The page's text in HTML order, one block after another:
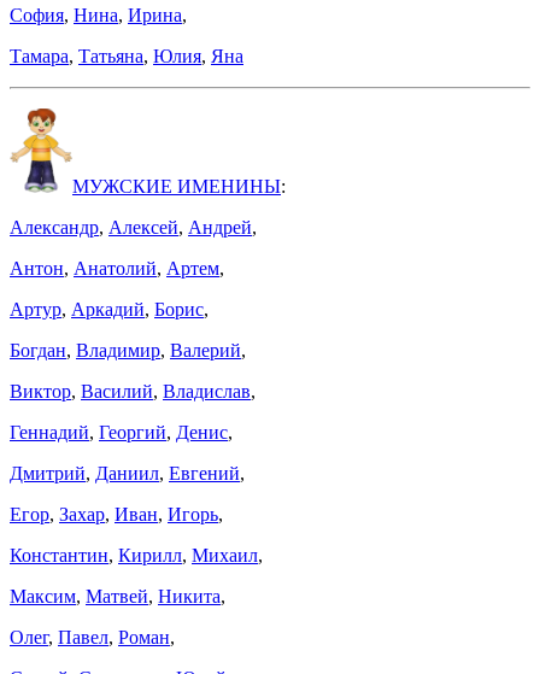
София, Нина, Ирина,
Тамара, Татьяна, Юлия, Яна
МУЖСКИЕ ИМЕНИНЫ:
Александр, Алексей, Андрей,
Антон, Анатолий, Артем,
Артур, Аркадий, Борис,
Богдан, Владимир, Валерий,
Виктор, Василий, Владислав,
Геннадий, Георгий, Денис,
Дмитрий, Даниил, Евгений,
Егор, Захар, Иван, Игорь,
Константин, Кирилл, Михаил,
Максим, Матвей, Никита,
Олег, Павел, Роман,